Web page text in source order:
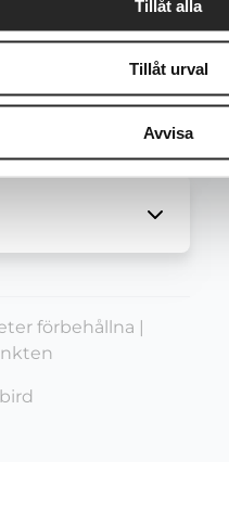
Tillåt alla
Tillåt urval
Avvisa
förbehållna |